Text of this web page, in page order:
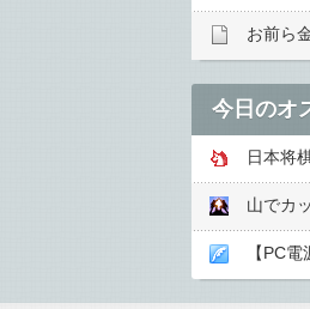
お前ら
今日のオ
日本将
山でカ
【PC